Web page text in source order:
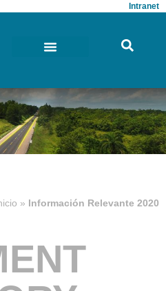
Intranet
» Información Relevante 2020